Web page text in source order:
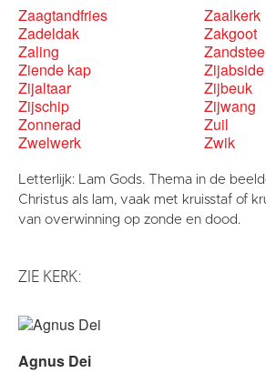
Zaagtandfries
Zaalkerk
Zadeldak
Zakgoot
Zaling
Ziende kap
Zijabside
Zijaltaar
Zijbeuk
Zijschip
Zijwang
Zonnerad
Zuil
Zwelwerk
Zwik
Letterlijk: Lam Gods. Thema in de
Christus als lam, vaak met kruisstaf of
van overwinning op zonde en dood.
ZIE KERK:
Agnus Dei